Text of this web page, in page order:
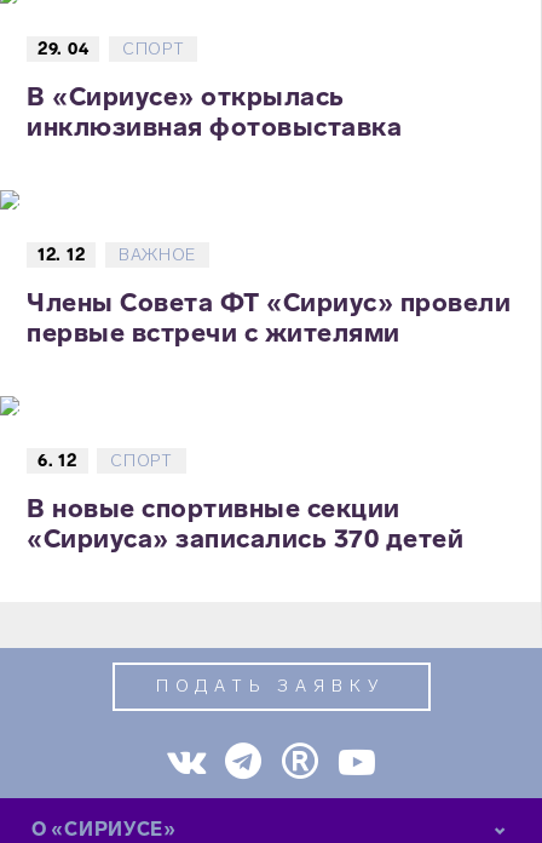
29. 04 СПОРТ
В «Сириусе» открылась
инклюзивная фотовыставка
12. 12 ВАЖНОЕ
Члены Совета ФТ «Сириус» провели
первые встречи с жителями
6. 12 СПОРТ
В новые спортивные секции
«Сириуса» записались 370 детей
ПОДАТЬ ЗАЯВКУ
О «СИРИУСЕ»